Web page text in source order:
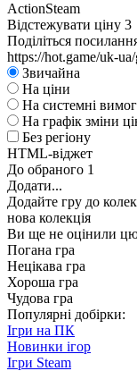
ActionSteam
Відстежувати ціну 3
Поділіться
https://hot.game/uk-
Звичайна
На ціни
На системні
На графік зміни
Без регіону
HTML-віджет
До обраного 1
Додати...
Додайте гру до
нова колекція
Ви ще не оцінили
Погана гра
Нецікава гра
Хороша гра
Чудова гра
Популярні добірки:
Ігри на ПК
Новинки ігор
Ігри Steam